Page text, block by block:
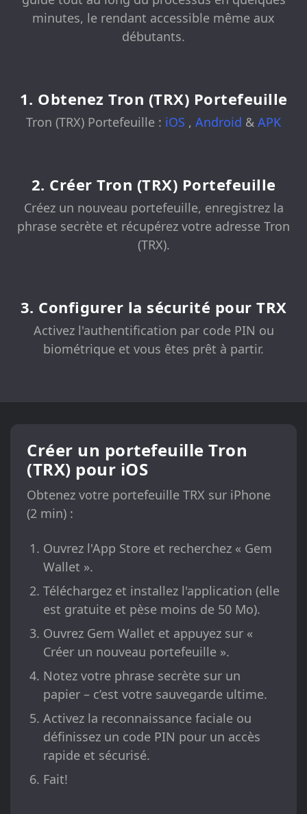
minutes, le rendant accessible même aux
débutants.
1. Obtenez Tron (TRX) Portefeuille
Tron (TRX) Portefeuille : iOS , Android & APK
2. Créer Tron (TRX) Portefeuille
Créez un nouveau portefeuille, enregistrez la
phrase secrète et récupérez votre adresse Tron
(TRX).
3. Configurer la sécurité pour TRX
Activez l'authentification par code PIN ou
biométrique et vous êtes prêt à partir.
Créer un portefeuille Tron
(TRX) pour iOS
Obtenez votre portefeuille TRX sur iPhone
(2 min) :
Ouvrez l'App Store et recherchez « Gem
Wallet ».
Téléchargez et installez l'application (elle
est gratuite et pèse moins de 50 Mo).
Ouvrez Gem Wallet et appuyez sur «
Créer un nouveau portefeuille ».
Notez votre phrase secrète sur un
papier – c’est votre sauvegarde ultime.
Activez la reconnaissance faciale ou
définissez un code PIN pour un accès
rapide et sécurisé.
Fait!